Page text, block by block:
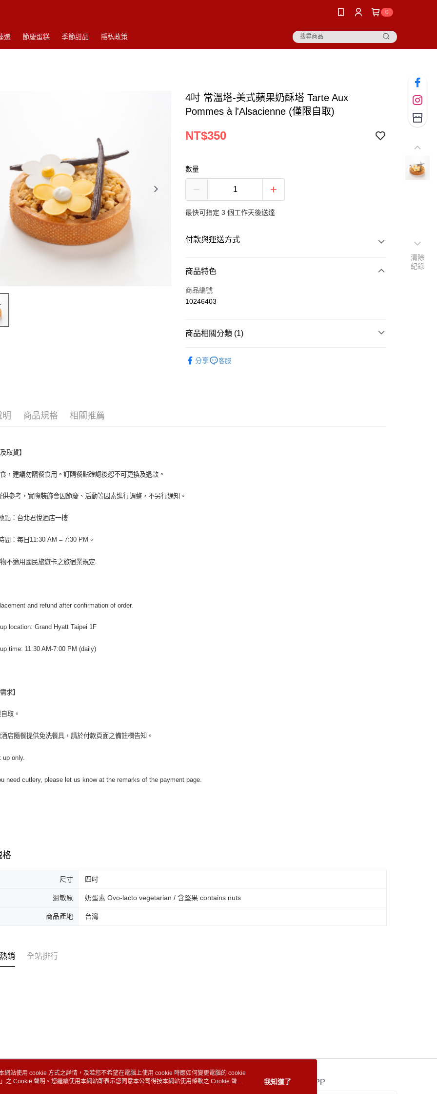
0
選 節慶蛋糕 季節甜品 隱私政策
4吋 常溫塔-美式蘋果奶酥塔 Tarte Aux
Pommes à l'Alsacienne (僅限自取)
NT$350
數量
最快可指定 3 個工作天後送達
付款與運送方式
付款方式
信用卡一次付款
常溫宅配
商品特色
商品編號
10246403
商品相關分類 (1)
分享
客服
明 商品規格 相關推薦
取貨】
，建議勿隔餐食用。訂購餐點確認後恕不可更換及退款。
供參考，實際裝飾會因節慶、活動等因素進行調整，不另行通知。
點：台北君悅酒店一樓
間：每日 11:30 AM–7:30 PM 。
不適用國民旅遊卡之旅宿業規定
and refund after confirmation of order.
location: Grand Hyatt Taipei 1F
time: 11:30 AM-7:00 PM (daily)
求】
取。
店隨餐提供免洗餐具，請於付款頁面之備註欄告知。
up only.
need cutlery, please let us know at the remarks of the payment page.
格
尺寸 四吋
過敏原 奶蛋素 Ovo-lacto vegetarian / 含堅果 contains nuts
商品產地 台灣
銷 全站排行
關於我們 客服資訊 官方APP
清除
紀錄
網站使用 cookie 方式之詳情，及若您不希望在電腦上使用 cookie 時應如何變更電腦的 cookie
」之 Cookie 聲明。您繼續使用本網站即表示您同意本公司得按本網站使用條款之 Cookie 聲明
我知道了